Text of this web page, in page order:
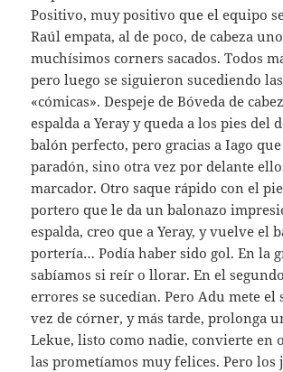
Positivo, muy positivo que el equipo
Raúl empata, al de poco, de cabeza
muchísimos corners sacados. Todos
pero luego se siguieron sucediendo
«cómicas». Despeje de Bóveda de
espalda a Yeray y queda a los pies del
balón perfecto, pero gracias a Iago
paradón, sino otra vez por delante
marcador. Otro saque rápido con el
portero que le da un balonazo
espalda, creo que a Yeray, y vuelve el
portería… Podía haber sido gol. En la
sabíamos si reír o llorar. En el
errores se sucedían. Pero Adu mete el
vez de córner, y más tarde, prolonga
Lekue, listo como nadie, convierte en
las prometíamos muy felices. Pero los